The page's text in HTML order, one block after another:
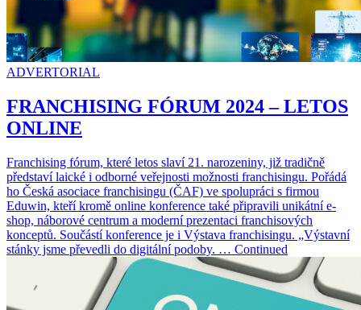
ADVERTORIAL
FRANCHISING FÓRUM 2024 – LETOS
ONLINE
Franchising fórum, které letos slaví 21. narozeniny, již tradičně
představí laické i odborné veřejnosti možnosti franchisingu. Pořádá
ho Česká asociace franchisingu (ČAF) ve spolupráci s firmou
Eduwin, kteří kromě online konference také připravili unikátní e-
shop, náborové centrum a moderní prezentaci franchisových
konceptů. Součástí konference je i Výstava franchisingu. „Výstavní
stánky jsme převedli do digitální podoby. … Continued